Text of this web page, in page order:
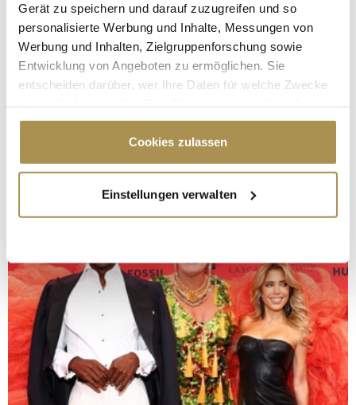
Gerät zu speichern und darauf zuzugreifen und so
personalisierte Werbung und Inhalte, Messungen von
Werbung und Inhalten, Zielgruppenforschung sowie
Entwicklung von Angeboten zu ermöglichen. Sie
entscheiden darüber, wer Ihre Daten für welche Zwecke
Cookie-Erklärung oder durch Klicken auf das Privacy
Trigger Symbol ändern oder widerrufen
Informationen über Ihre geografische Lage
erfassen, welche bis auf einige Meter genau sein
bestimmten Merkmalen (Fingerprinting) identifizieren
Erfahren Sie mehr darüber, wie Ihre persönlichen Daten
verarbeitet werden, und legen Sie Ihre Präferenzen im
Abschnitt Einzelheiten
fest.
Wir verwenden Cookies, um Inhalte und Anzeigen zu
personalisieren, Funktionen für soziale Medien anbieten
Cookies zulassen
Einstellungen verwalten